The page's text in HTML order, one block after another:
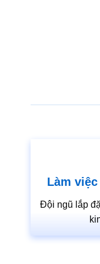
Làm
Đội ngũ lắp